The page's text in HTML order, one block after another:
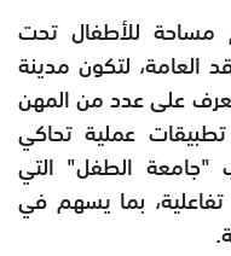
مساحة للأطفال تحت
لتكون مدينة
على عدد من المهن
عملية تحاكي
"جامعة الطفل" التي
بما يسهم في